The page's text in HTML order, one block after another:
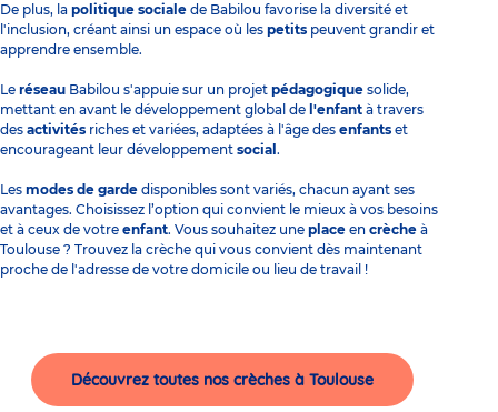
De plus, la politique sociale de Babilou favorise la diversité et
l'inclusion, créant ainsi un espace où les petits peuvent grandir et
apprendre ensemble.
Le réseau Babilou s'appuie sur un projet pédagogique solide,
mettant en avant le développement global de l'enfant à travers
des activités riches et variées, adaptées à l'âge des enfants et
encourageant leur développement social .
Les modes de garde disponibles sont variés, chacun ayant ses
avantages. Choisissez l’option qui convient le mieux à vos besoins
et à ceux de votre enfant. Vous souhaitez une place en crèche à
Toulouse ? Trouvez la crèche qui vous convient dès maintenant
proche de l'adresse de votre domicile ou lieu de travail !
Découvrez toutes nos crèches à Toulouse